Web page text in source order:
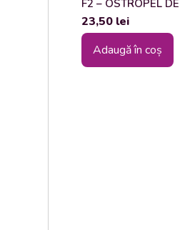
F2 – OSTROPEL
23,50 lei
Adaugă în coș